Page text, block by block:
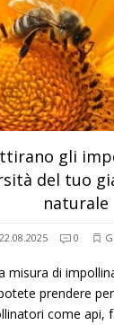
gli
del tuo
naturale
22.08.2025 0
misura di
prendere
come api,